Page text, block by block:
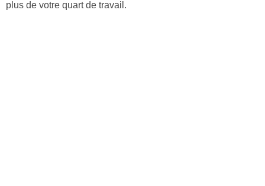
plus de votre quart de travail.